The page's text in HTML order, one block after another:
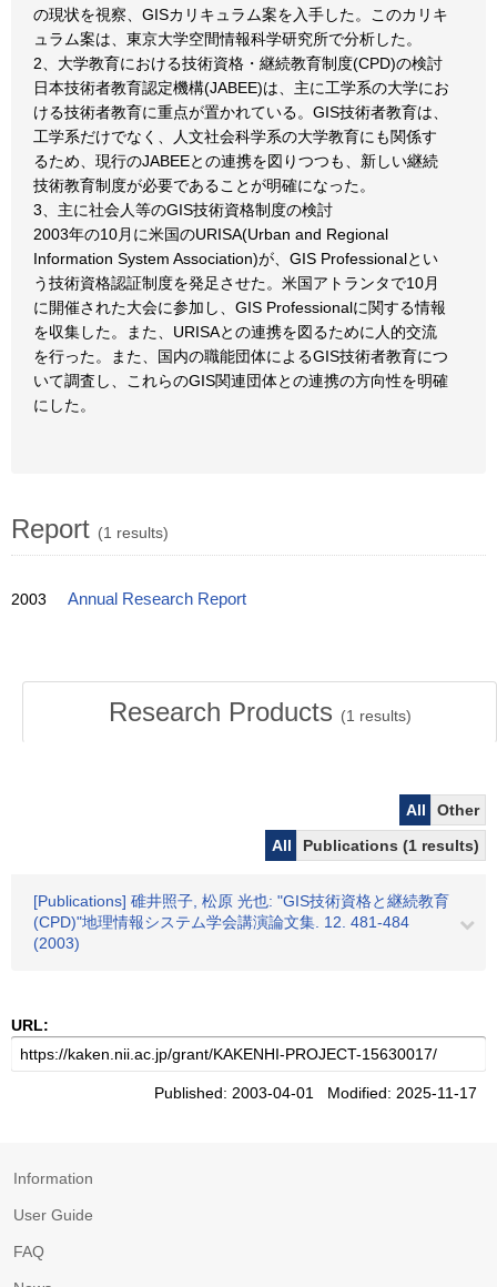
の現状を視察、GISカリキュラム案を入手した。このカリキ
ュラム案は、東京大学空間情報科学研究所で分析した。
2、大学教育における技術資格・継続教育制度(CPD)の検討
日本技術者教育認定機構(JABEE)は、主に工学系の大学にお
ける技術者教育に重点が置かれている。GIS技術者教育は、
工学系だけでなく、人文社会科学系の大学教育にも関係す
るため、現行のJABEEとの連携を図りつつも、新しい継続
技術教育制度が必要であることが明確になった。
3、主に社会人等のGIS技術資格制度の検討
2003年の10月に米国のURISA(Urban and Regional
Information System Association)が、GIS Professionalとい
う技術資格認証制度を発足させた。米国アトランタで10月
に開催された大会に参加し、GIS Professionalに関する情報
を収集した。また、URISAとの連携を図るために人的交流
を行った。また、国内の職能団体によるGIS技術者教育につ
いて調査し、これらのGIS関連団体との連携の方向性を明確
にした。
Report (1 results)
2003 Annual Research Report
Research Products (1 results)
All
Other
All
Publications (1 results)
[Publications] 碓井照子, 松原 光也: "GIS技術資格と継続教育
(CPD)"地理情報システム学会講演論文集. 12. 481-484
(2003)
URL:
Published: 2003-04-01 Modified: 2025-11-17
Information
User Guide
FAQ